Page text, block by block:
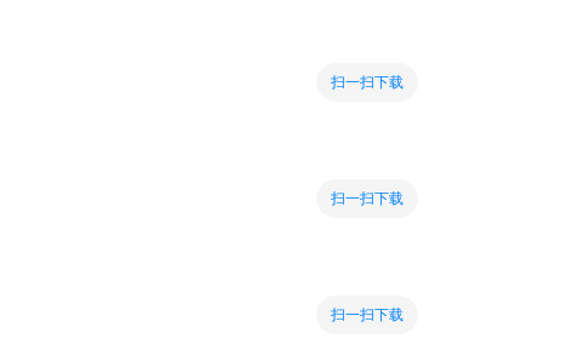
扫一扫下载
扫一扫下载
扫一扫下载